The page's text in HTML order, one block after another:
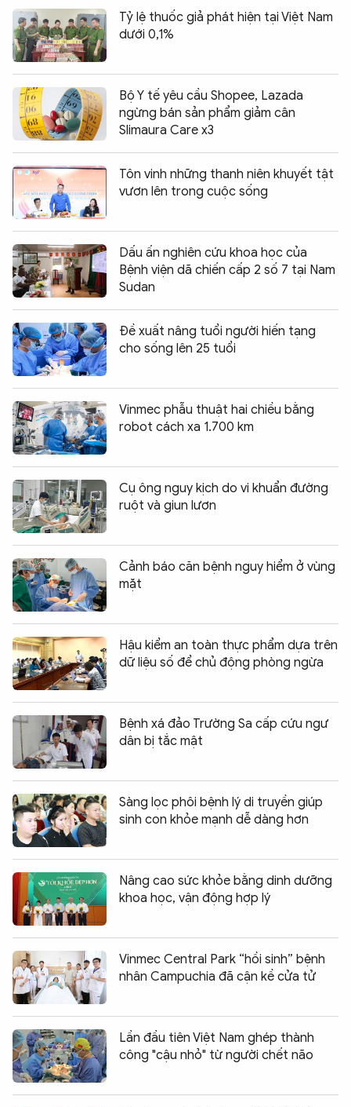
Tỷ lệ thuốc giả phát hiện tại Việt Nam
dưới 0,1%
Bộ Y tế yêu cầu Shopee, Lazada
ngừng bán sản phẩm giảm cân
Slimaura Care x3
Tôn vinh những thanh niên khuyết tật
vươn lên trong cuộc sống
Dấu ấn nghiên cứu khoa học của
Bệnh viện dã chiến cấp 2 số 7 tại Nam
Sudan
Đề xuất nâng tuổi người hiến tạng
cho sống lên 25 tuổi
Vinmec phẫu thuật hai chiều bằng
robot cách xa 1.700 km
Cụ ông nguy kịch do vi khuẩn đường
ruột và giun lươn
Cảnh báo căn bệnh nguy hiểm ở vùng
mặt
Hậu kiểm an toàn thực phẩm dựa trên
dữ liệu số để chủ động phòng ngừa
Bệnh xá đảo Trường Sa cấp cứu ngư
dân bị tắc mật
Sàng lọc phôi bệnh lý di truyền giúp
sinh con khỏe mạnh dễ dàng hơn
Nâng cao sức khỏe bằng dinh dưỡng
khoa học, vận động hợp lý
Vinmec Central Park “hồi sinh” bệnh
nhân Campuchia đã cận kề cửa tử
Lần đầu tiên Việt Nam ghép thành
công "cậu nhỏ" từ người chết não